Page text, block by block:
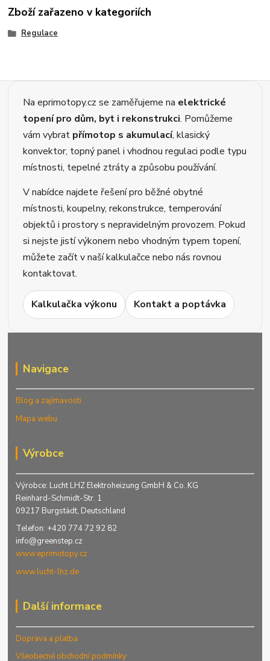
Zboží zařazeno v kategoriích
Regulace
Na eprimotopy.cz se zaměřujeme na elektrické
topení pro dům, byt i rekonstrukci. Pomůžeme
vám vybrat přímotop s akumulací, klasický
konvektor, topný panel i vhodnou regulaci podle typu
místnosti, tepelné ztráty a způsobu používání.
V nabídce najdete řešení pro běžné obytné
místnosti, koupelny, rekonstrukce, temperování
objektů i prostory s nepravidelným provozem. Pokud
si nejste jistí výkonem nebo vhodným typem topení,
můžete začít v naší kalkulačce nebo nás rovnou
kontaktovat.
Kalkulačka výkonu Kontakt a poptávka
Navigace
Blog a zajímavosti
Mapa webu
Výrobce
Výrobce: Lucht LHZ Elektroheizung GmbH & Co. KG
Reinhard-Schmidt-Str. 1
09217 Burgstädt, Deutschland
Telefon: +420 774 72 92 82
info@greenstep.cz
www.eprimotopy.cz
www.lucht-lhz.de
Další informace
Doprava a platba
Všeobecné obchodní podmínky